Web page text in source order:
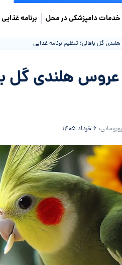
خدمات دامپزشکی در محل برنامه غذایی
گل باقالی؛ تنظیم برنامه غذایی
عروس هلندی گل
۶ خرداد ۱۴۰۵